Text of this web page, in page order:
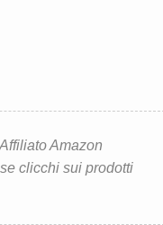
Amazon
clicchi sui prodotti